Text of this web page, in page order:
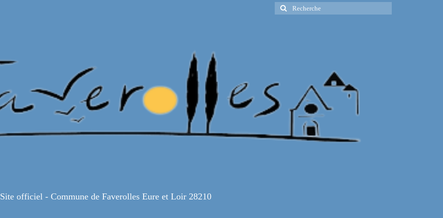
Rechercher
:
Site officiel - Commune de Faverolles Eure et Loir 28210